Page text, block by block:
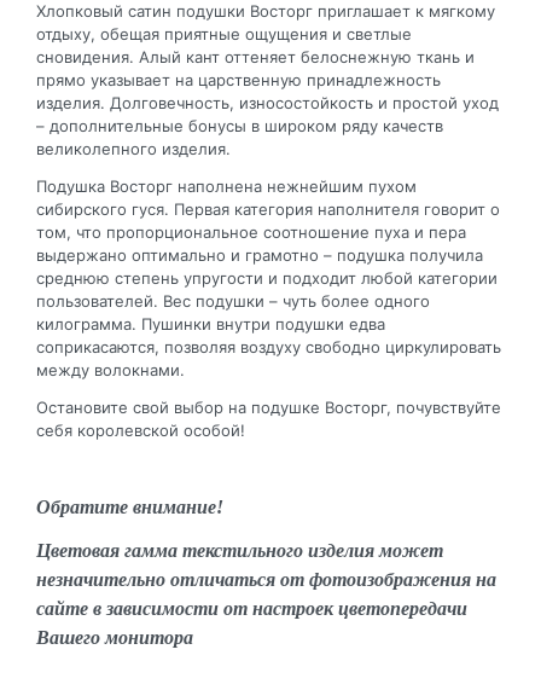
Хлопковый сатин подушки Восторг приглашает к мягкому
отдыху, обещая приятные ощущения и светлые
сновидения. Алый кант оттеняет белоснежную ткань и
прямо указывает на царственную принадлежность
изделия. Долговечность, износостойкость и простой уход
– дополнительные бонусы в широком ряду качеств
великолепного изделия.
Подушка Восторг наполнена нежнейшим пухом
сибирского гуся. Первая категория наполнителя говорит о
том, что пропорциональное соотношение пуха и пера
выдержано оптимально и грамотно – подушка получила
среднюю степень упругости и подходит любой категории
пользователей. Вес подушки – чуть более одного
килограмма. Пушинки внутри подушки едва
соприкасаются, позволяя воздуху свободно циркулировать
между волокнами.
Остановите свой выбор на подушке Восторг, почувствуйте
себя королевской особой!
Обратите внимание!
Цветовая гамма текстильного изделия может
незначительно отличаться от фотоизображения на
сайте в зависимости от настроек цветопередачи
Вашего монитора